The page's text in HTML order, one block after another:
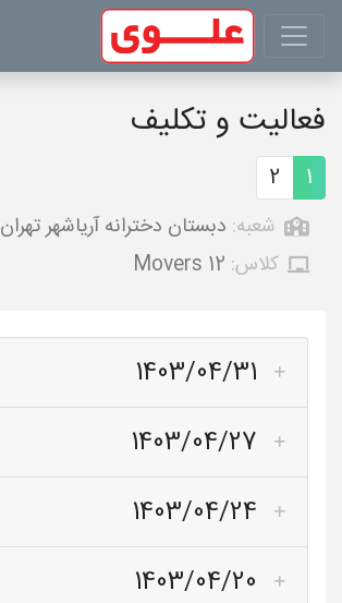
فعالیت و تکلیف
1
2
شعبه: دبستان دخترانه آریاشهر تهران
کلاس: Movers 12
1403/04/31
1403/04/27
1403/04/24
1403/04/20